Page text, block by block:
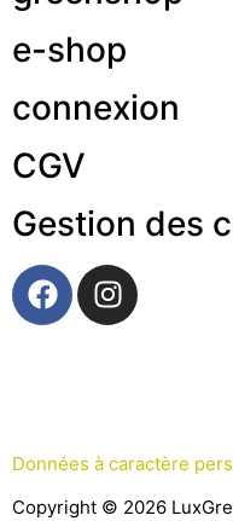
e-shop
connexion
CGV
Gestion des
Données à caractère
Copyright © 2026